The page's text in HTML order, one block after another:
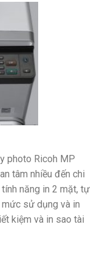
photo Ricoh MP
tâm nhiều đến chi
năng in 2 mặt, tự
sử dụng và in
kiệm và in sao tài